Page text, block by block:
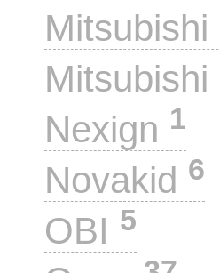
Mitsubishi
Nexign 1
Novakid 6
OBI 5